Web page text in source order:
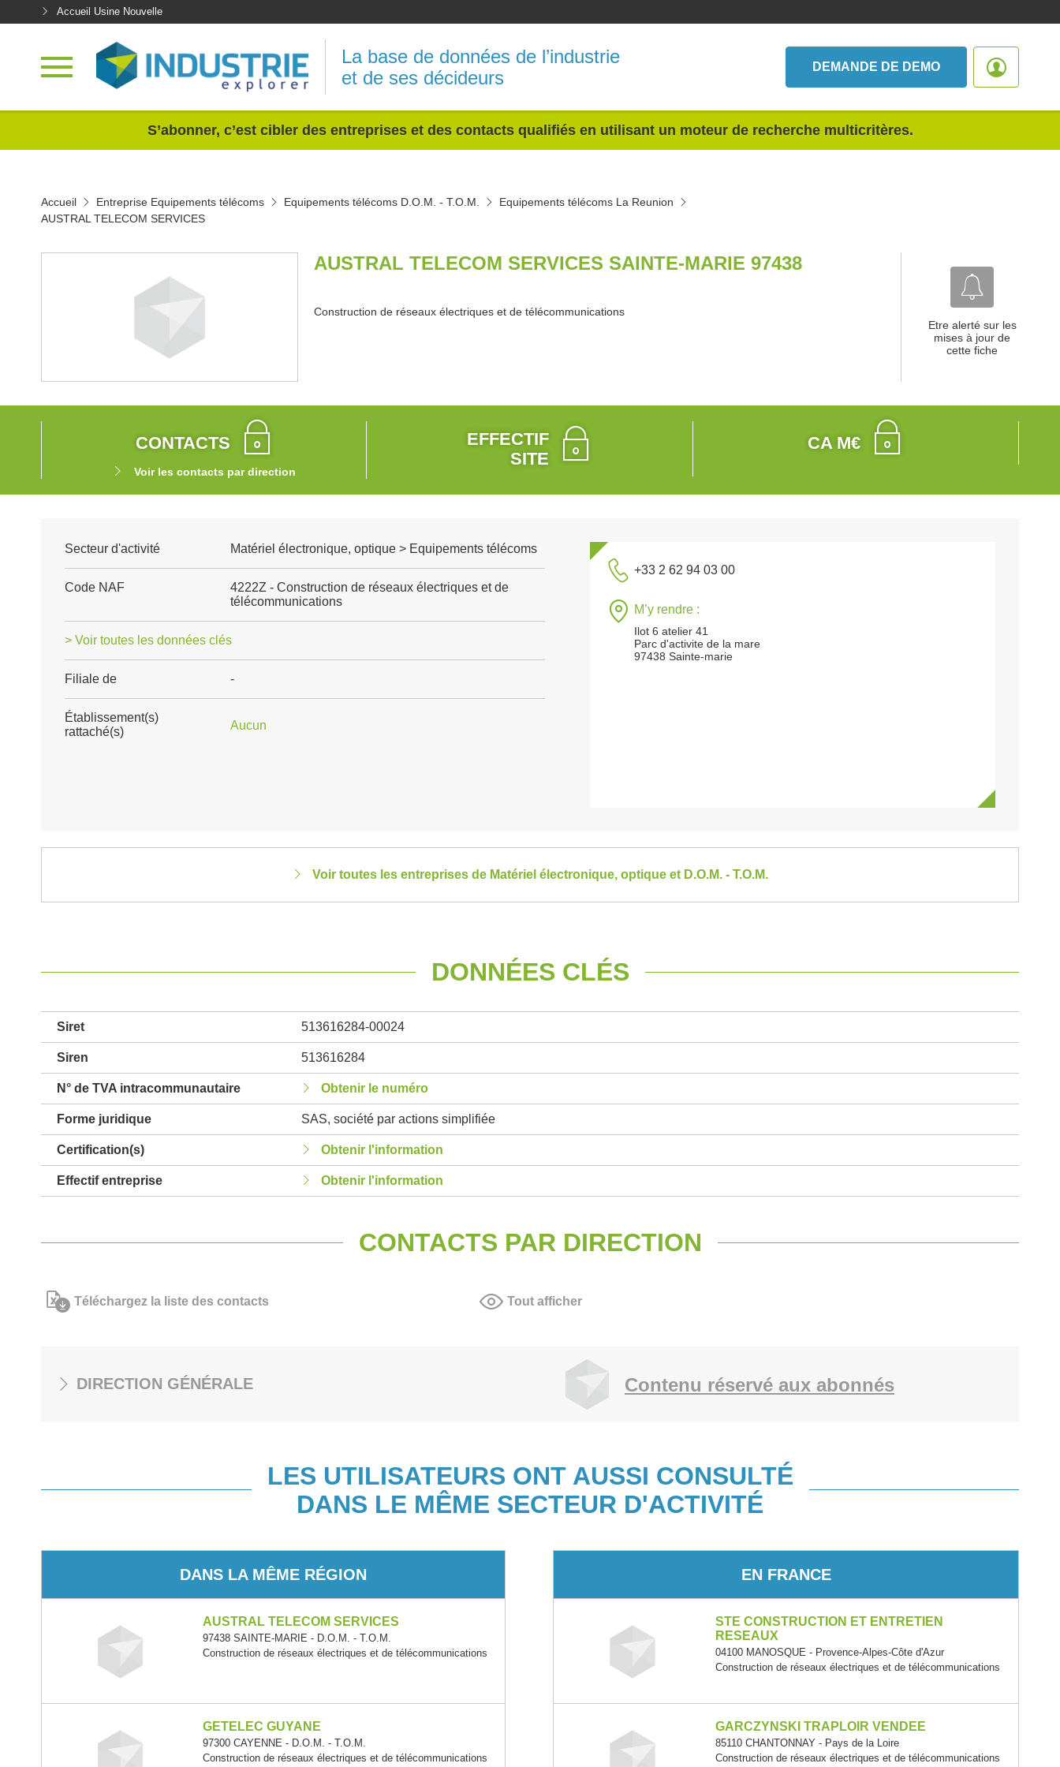
Accueil Usine Nouvelle
La base de données de l’industrie
et de ses décideurs
DEMANDE DE DEMO
S’abonner, c’est cibler des entreprises et des contacts qualifiés en utilisant un moteur de recherche multicritères.
Accueil Entreprise Equipements télécoms Equipements télécoms D.O.M. - T.O.M.
Equipements télécoms La Reunion
AUSTRAL TELECOM SERVICES
AUSTRAL TELECOM SERVICES SAINTE-MARIE 97438
Construction de réseaux électriques et de télécommunications
Etre alerté sur les
mises à jour de
cette fiche
CONTACTS
Voir les contacts par direction
EFFECTIF
SITE
CA M€
Secteur d'activité Matériel électronique, optique > Equipements télécoms
Code NAF
4222Z - Construction de réseaux électriques et de
télécommunications
> Voir toutes les données clés
Filiale de -
Établissement(s)
rattaché(s)
Aucun
+33 2 62 94 03 00
M’y rendre :
Ilot 6 atelier 41
Parc d'activite de la mare
97438 Sainte-marie
Voir toutes les entreprises de Matériel électronique, optique et D.O.M. - T.O.M.
DONNÉES CLÉS
Siret 513616284-00024
Siren 513616284
N° de TVA intracommunautaire Obtenir le numéro
Forme juridique SAS, société par actions simplifiée
Certification(s) Obtenir l'information
Effectif entreprise Obtenir l'information
CONTACTS PAR DIRECTION
Téléchargez la liste des contacts Tout afficher
DIRECTION GÉNÉRALE Contenu réservé aux abonnés
LES UTILISATEURS ONT AUSSI CONSULTÉ
DANS LE MÊME SECTEUR D'ACTIVITÉ
DANS LA MÊME RÉGION
AUSTRAL TELECOM SERVICES
97438 SAINTE-MARIE - D.O.M. - T.O.M.
Construction de réseaux électriques et de télécommunications
GETELEC GUYANE
97300 CAYENNE - D.O.M. - T.O.M.
Construction de réseaux électriques et de télécommunications
EN FRANCE
STE CONSTRUCTION ET ENTRETIEN
RESEAUX
04100 MANOSQUE - Provence-Alpes-Côte d'Azur
Construction de réseaux électriques et de télécommunications
GARCZYNSKI TRAPLOIR VENDEE
85110 CHANTONNAY - Pays de la Loire
Construction de réseaux électriques et de télécommunications